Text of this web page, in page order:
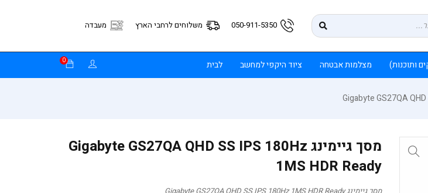
050-911-5350 משלוחים לרחבי הארץ מעבדה
ותוכנות) מצלמות אבטחה ציוד היקפי למחשב לבית 0
מסך גיימינג Gigabyte GS27QA QHD SS IPS 180Hz
1MS HDR Ready